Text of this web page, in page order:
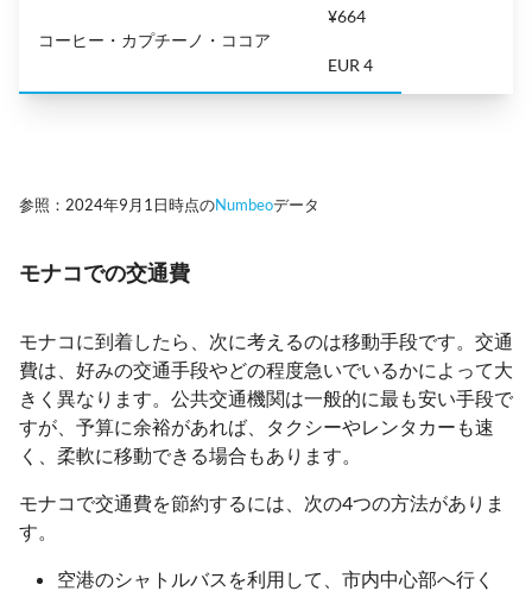
コーヒー・カプチーノ・ココア
¥664
EUR 4
参照：2024年9月1日時点のNumbeoデータ
モナコでの交通費
モナコに到着したら、次に考えるのは移動手段です。交通
費は、好みの交通手段やどの程度急いでいるかによって大
きく異なります。公共交通機関は一般的に最も安い手段で
すが、予算に余裕があれば、タクシーやレンタカーも速
く、柔軟に移動できる場合もあります。
モナコで交通費を節約するには、次の4つの方法がありま
す。
空港のシャトルバスを利用して、市内中心部へ行く